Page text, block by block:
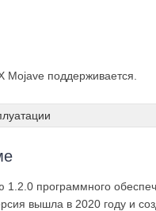
поддерживается.
1.2.0 программного
вышла в 2020 году и